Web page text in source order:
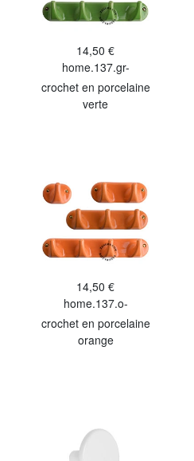
14,50 €
home.137.gr-
crochet en porcelaine
verte
14,50 €
home.137.o-
crochet en porcelaine
orange